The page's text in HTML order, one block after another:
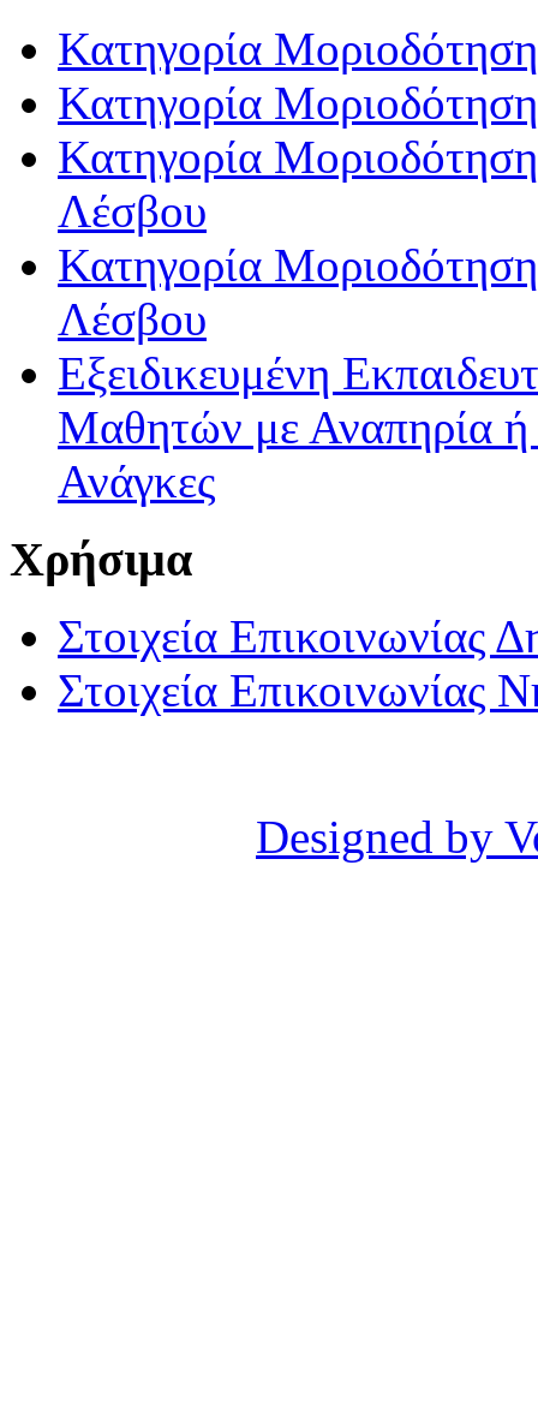
Κατηγορία
Κατηγορία
Κατηγορία
Λέσβου
Κατηγορία
Λέσβου
Εξειδικευμένη
Μαθητών με Αναπηρία ή /
Ανάγκες
Χρήσιμα
Στοιχεία Επικοινωνίας
Στοιχεία Επικοινωνίας
Designed by